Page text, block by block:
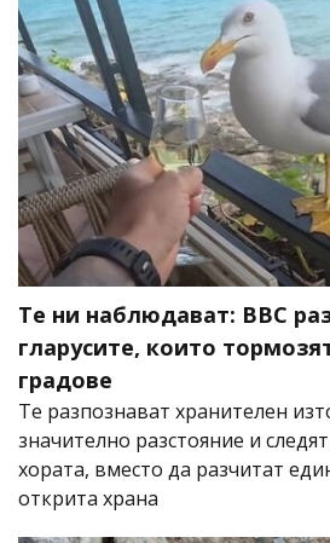
Те ни наблюдават: BBC
гларусите, които
градове
Те разпознават хранителен
значително разстояние и
хората, вместо да разчитат
открита храна